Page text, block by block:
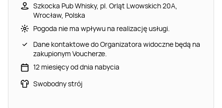
Szkocka Pub Whisky, pl. Orląt Lwowskich 20A,
Wrocław, Polska
Pogoda nie ma wpływu na realizację usługi.
Dane kontaktowe do Organizatora widoczne będą na
zakupionym Voucherze.
12 miesięcy od dnia nabycia
Swobodny strój